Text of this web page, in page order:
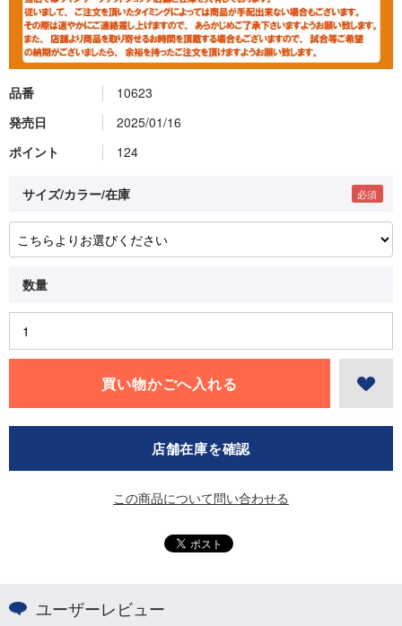
品番
10623
発売日
2025/01/16
ポイント
124
サイズ/カラー/在庫
店舗在庫を確認
この商品について問い合わせる
ユーザーレビュー